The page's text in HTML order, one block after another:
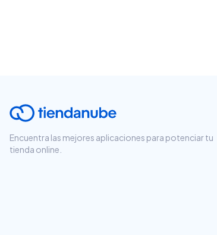
Encuentra las mejores aplicaciones para potenciar tu
tienda online.